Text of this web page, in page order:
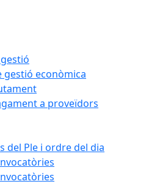
gestió econòmica
a proveïdors
del Ple i ordre del dia